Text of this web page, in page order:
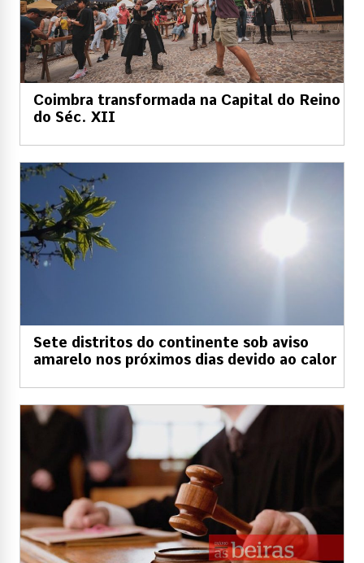
Coimbra transformada na Capital do Reino
do Séc. XII
Sete distritos do continente sob aviso
amarelo nos próximos dias devido ao calor